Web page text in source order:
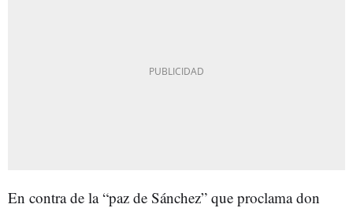
En contra de la “paz de Sánchez” que proclama don